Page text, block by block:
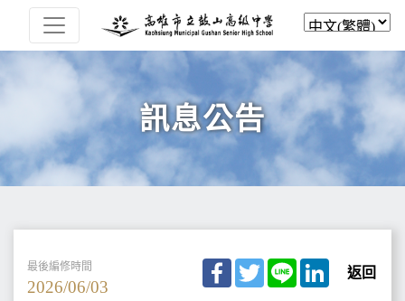
訊息公告
最後編修時間
2026/06/03
Facebook
TwitterLine LinkedIn
返回